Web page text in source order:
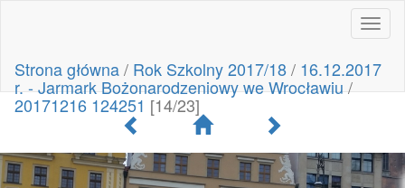
Strona główna/ Rok Szkolny 2017/18/ 16.12.2017
r. - Jarmark Bożonarodzeniowy we Wrocławiu/
20171216 124251 [14/23]